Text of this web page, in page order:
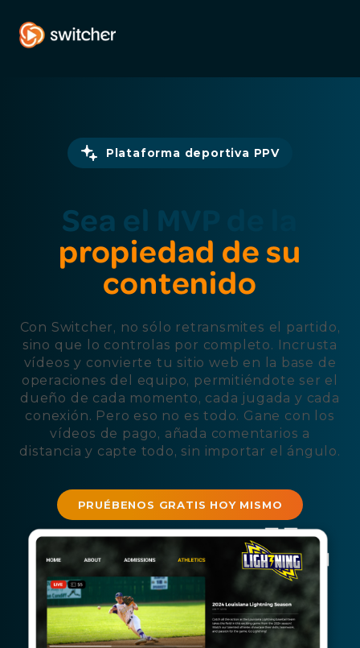
Plataforma deportiva PPV
Sea el MVP de la
propiedad de su
contenido
Con Switcher, no sólo retransmites el partido,
sino que lo controlas por completo. Incrusta
vídeos y convierte tu sitio web en la base de
operaciones del equipo, permitiéndote ser el
dueño de cada momento, cada jugada y cada
conexión. Pero eso no es todo. Gane con los
vídeos de pago, añada comentarios a
distancia y capte todo, sin importar el ángulo.
PRUÉBENOS GRATIS HOY MISMO